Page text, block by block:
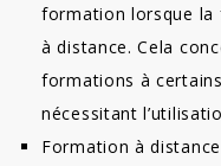
formation lorsque la
à distance. Cela
formations à
nécessitant
Formation à